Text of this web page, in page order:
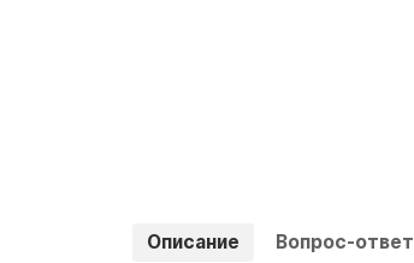
Описание Вопрос-ответ